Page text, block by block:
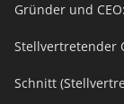
Gründer und CEO:
Stellvertretender
Schnitt